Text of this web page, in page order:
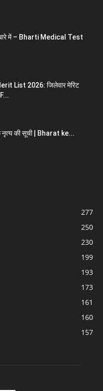
बारे में – Bharti Medical Test
List 2026: जिलेवार मेरिट
नृत्य की सूची | Bharat ke...
277
250
230
199
193
173
161
160
157